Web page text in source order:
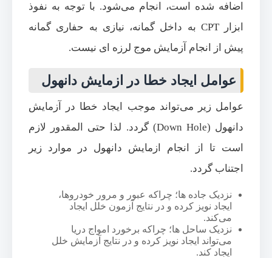
اضافه شده است، انجام می‌شود. با توجه به نفوذ
ابزار CPT به داخل گمانه، نیازی به حفاری گمانه
پیش از انجام آزمایش موج لرزه ‌ای نیست.
عوامل ایجاد خطا در ازمایش دانهول
عوامل زیر می‌تواند موجب ایجاد خطا در آزمایش
دانهول (Down Hole) گردد. لذا حتی المقدور لازم
است تا از انجام ازمایش دانهول در موارد زیر
اجتناب گردد.
نزدیک جاده ها؛ چراکه عبور و مرور خودروها،
ایجاد نویز کرده و در نتایج آزمون خلل ایجاد
می‌کند.
نزدیک ساحل ها؛ چراکه برخورد امواج دریا
می‌تواند ایجاد نویز کرده و در نتایج آزمایش خلل
ایجاد کند.